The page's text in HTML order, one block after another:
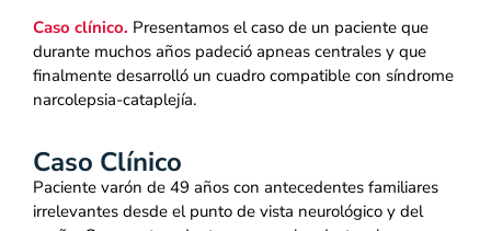
Caso clínico. Presentamos el caso de un paciente que
durante muchos años padeció apneas centrales y que
finalmente desarrolló un cuadro compatible con síndrome
narcolepsia-cataplejía.
Caso Clínico
Paciente varón de 49 años con antecedentes familiares
irrelevantes desde el punto de vista neurológico y del